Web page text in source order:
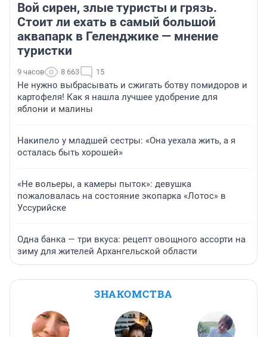
Вой сирен, злые туристы и грязь.
Стоит ли ехать в самый большой
аквапарк в Геленджике — мнение
туристки
9 часов 8 663 15
Не нужно выбрасывать и сжигать ботву помидоров и
картофеля! Как я нашла лучшее удобрение для
яблони и малины
Накипело у младшей сестры: «Она уехала жить, а я
осталась быть хорошей»
«Не вольеры, а камеры пыток»: девушка
пожаловалась на состояние экопарка «Лотос» в
Уссурийске
Одна банка — три вкуса: рецепт овощного ассорти на
зиму для жителей Архангельской области
ЗНАКОМСТВА